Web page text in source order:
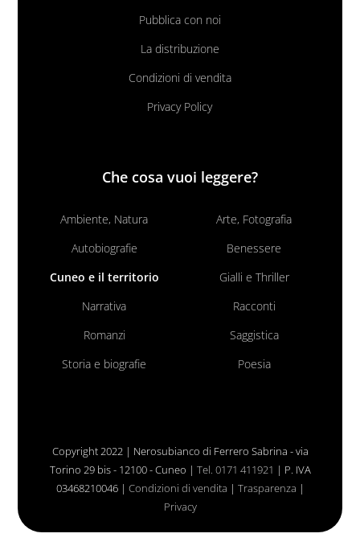
Pubblica con noi
La distribuzione
Condizioni di vendita
Privacy Policy
Che cosa vuoi leggere?
Ambiente, Natura
Arte, Fotografia
Autobiografie
Benessere
Cuneo e il territorio
Gialli e Thriller
Narrativa
Racconti
Romanzi
Saggistica
Storia e biografie
Poesia
Copyright 2022 | Nerosubianco di Ferrero Sabrina - via
Torino 29 bis - 12100 - Cuneo | Tel. 0171 411921 | P. IVA
03468210046 | Condizioni di vendita | Trasparenza |
Privacy